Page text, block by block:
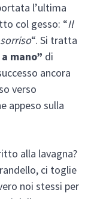
l’ultima
col gesso: “Il
“. Si tratta
mano” di
ancora
verso
appeso sulla
alla lavagna?
ci toglie
noi stessi per